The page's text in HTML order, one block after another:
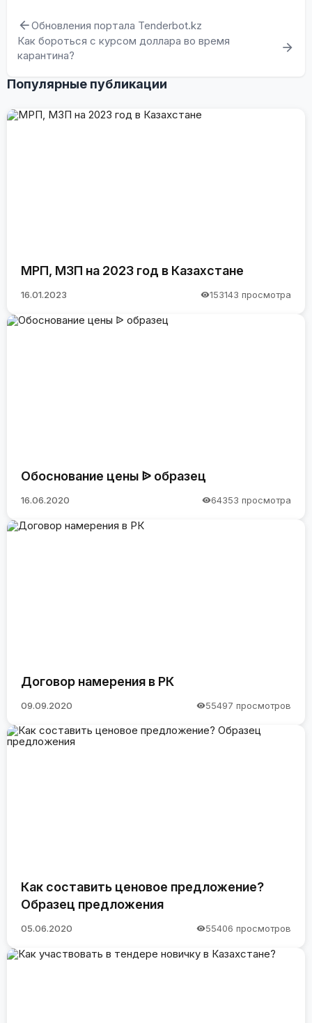
Обновления портала Tenderbot.kz
Как бороться с курсом доллара во время
карантина?
Популярные публикации
МРП, МЗП на 2023 год в Казахстане
16.01.2023 153143 просмотра
Обоснование цены ᐉ образец
16.06.2020 64353 просмотра
Договор намерения в РК
09.09.2020 55497 просмотров
Как составить ценовое предложение?
Образец предложения
05.06.2020 55406 просмотров